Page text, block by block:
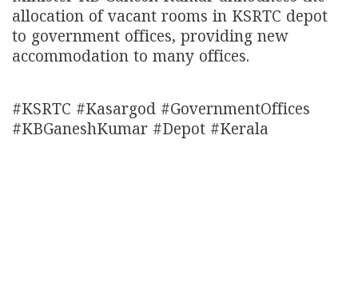
allocation of vacant rooms in KSRTC depot
to government offices, providing new
accommodation to many offices.
#KSRTC #Kasargod #GovernmentOffices
#KBGaneshKumar #Depot #Kerala